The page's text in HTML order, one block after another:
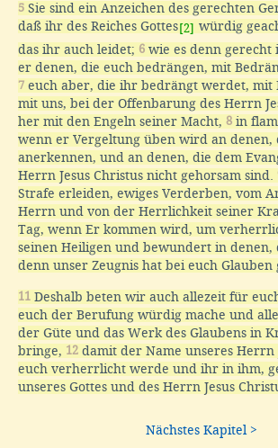
5 Sie sind ein Anzeichen des gerechten
daß ihr des Reiches Gottes [2] würdig
das ihr auch leidet; 6 wie es denn gerecht
er denen, die euch bedrängen, mit
7 euch aber, die ihr bedrängt werdet, mit
mit uns, bei der Offenbarung des Herrn
her mit den Engeln seiner Macht, 8 in
wenn er Vergeltung üben wird an denen,
anerkennen, und an denen, die dem
Herrn Jesus Christus nicht gehorsam sind.
Strafe erleiden, ewiges Verderben, vom
Herrn und von der Herrlichkeit seiner
Tag, wenn Er kommen wird, um
seinen Heiligen und bewundert in denen,
denn unser Zeugnis hat bei euch Glauben
11 Deshalb beten wir auch allezeit für
euch der Berufung würdig mache und
der Güte und das Werk des Glaubens in
bringe, 12 damit der Name unseres Herrn
euch verherrlicht werde und ihr in ihm,
unseres Gottes und des Herrn Jesus
Nächstes Kapitel >